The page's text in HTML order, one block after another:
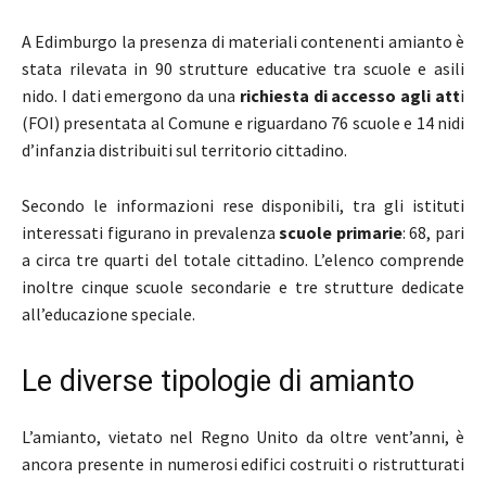
A Edimburgo la presenza di materiali contenenti amianto è
stata rilevata in 90 strutture educative tra scuole e asili
nido. I dati emergono da una richiesta di accesso agli atti
(FOI) presentata al Comune e riguardano 76 scuole e 14 nidi
d’infanzia distribuiti sul territorio cittadino.
Secondo le informazioni rese disponibili, tra gli istituti
interessati figurano in prevalenzascuole primarie: 68, pari
a circa tre quarti del totale cittadino. L’elenco comprende
inoltre cinque scuole secondarie e tre strutture dedicate
all’educazione speciale.
Le diverse tipologie di amianto
L’amianto, vietato nel Regno Unito da oltre vent’anni, è
ancora presente in numerosi edifici costruiti o ristrutturati